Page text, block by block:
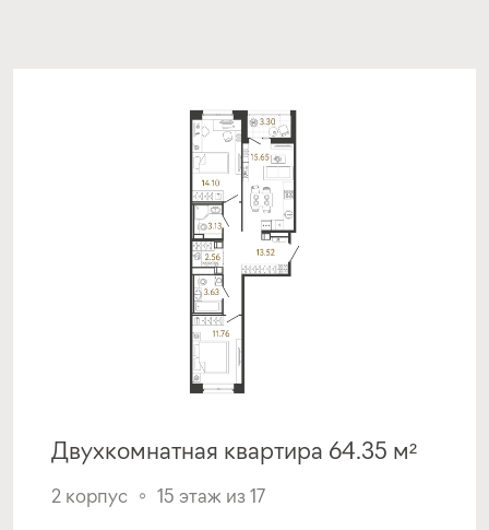
Подать заявку
Программа от МКБ
Покупка квартиры в строящемся доме
с субсидией от Застройщика
1-й взнос
срок
платёж
Двухкомнатная квартира 64.35 м²
2 корпус 15 этаж из 17